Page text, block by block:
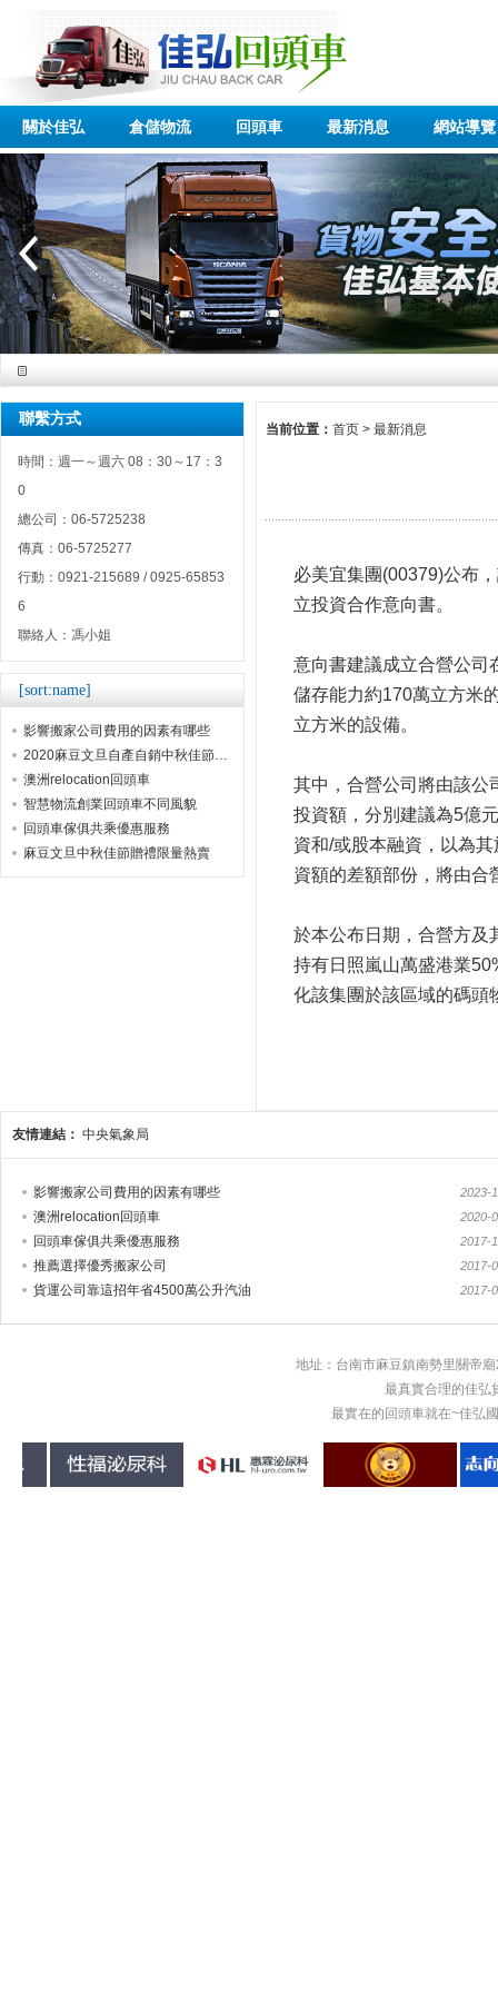
關於佳弘 倉儲物流 回頭車 最新消息 網站導覽
聯繫方式
時間：週一～週六 08：30～17：3
0
總公司：06-5725238
傳真：06-5725277
行動：0921-215689 / 0925-65853
6
聯絡人：馮小姐
[sort:name]
影響搬家公司費用的因素有哪些
2020麻豆文旦自產自銷中秋佳節贈禮首選
澳洲relocation回頭車
智慧物流創業回頭車不同風貌
回頭車傢俱共乘優惠服務
麻豆文旦中秋佳節贈禮限量熱賣
当前位置： 首页 > 最新消息
必美宜集團(00379)公布
立投資合作意向書。
意向書建議成立合營公司
儲存能力約170萬立方米
立方米的設備。
其中，合營公司將由該公
投資額，分別建議為5億
資和/或股本融資，以為
資額的差額部份，將由合
於本公布日期，合營方及
持有日照嵐山萬盛港業
化該集團於該區域的碼頭
友情連結： 中央氣象局
2023-
影響搬家公司費用的因素有哪些
2020-
澳洲relocation回頭車
2017-
回頭車傢俱共乘優惠服務
2017-
推薦選擇優秀搬家公司
2017-
貨運公司靠這招年省4500萬公升汽油
地址：台南市麻豆鎮南勢里關帝
最真實合理的佳弘
最實在的回頭車就在~佳弘